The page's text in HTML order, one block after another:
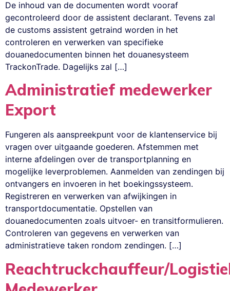
De inhoud van de documenten wordt vooraf
gecontroleerd door de assistent declarant. Tevens zal
de customs assistent getraind worden in het
controleren en verwerken van specifieke
douanedocumenten binnen het douanesysteem
TrackonTrade. Dagelijks zal […]
Administratief medewerker
Export
Fungeren als aanspreekpunt voor de klantenservice bij
vragen over uitgaande goederen. Afstemmen met
interne afdelingen over de transportplanning en
mogelijke leverproblemen. Aanmelden van zendingen bij
ontvangers en invoeren in het boekingssysteem.
Registreren en verwerken van afwijkingen in
transportdocumentatie. Opstellen van
douanedocumenten zoals uitvoer- en transitformulieren.
Controleren van gegevens en verwerken van
administratieve taken rondom zendingen. […]
Reachtruckchauffeur/